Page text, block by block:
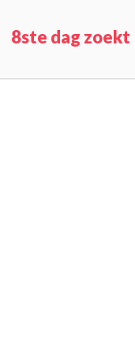
8ste dag zoekt